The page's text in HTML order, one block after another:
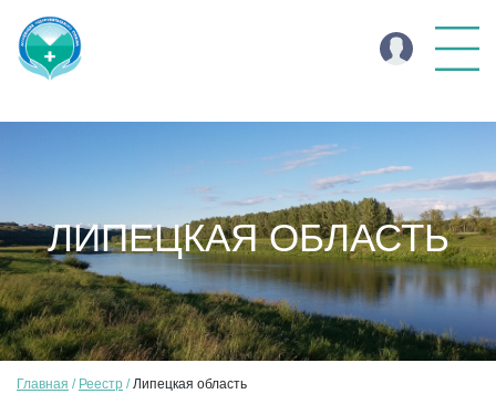
ЛИПЕЦКАЯ ОБЛАСТЬ
Главная Реестр Липецкая область